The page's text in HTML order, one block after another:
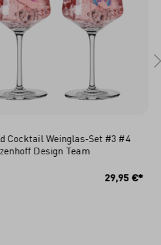
Cocktail Weinglas-Set #3 #4
Design Team
29,95 €*